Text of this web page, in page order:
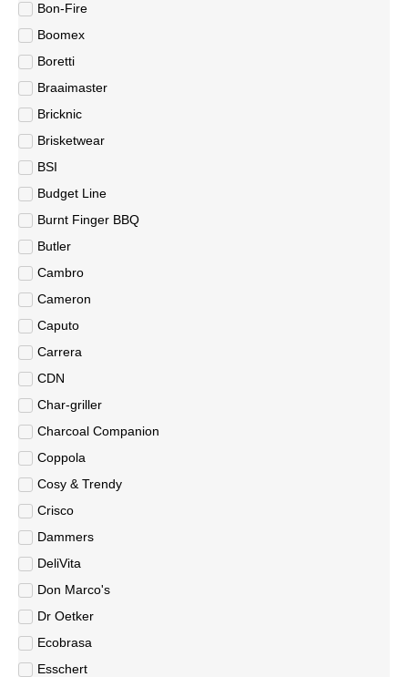
Bon-Fire
Boomex
Boretti
Braaimaster
Bricknic
Brisketwear
BSI
Budget Line
Burnt Finger BBQ
Butler
Cambro
Cameron
Caputo
Carrera
CDN
Char-griller
Charcoal Companion
Coppola
Cosy & Trendy
Crisco
Dammers
DeliVita
Don Marco's
Dr Oetker
Ecobrasa
Esschert